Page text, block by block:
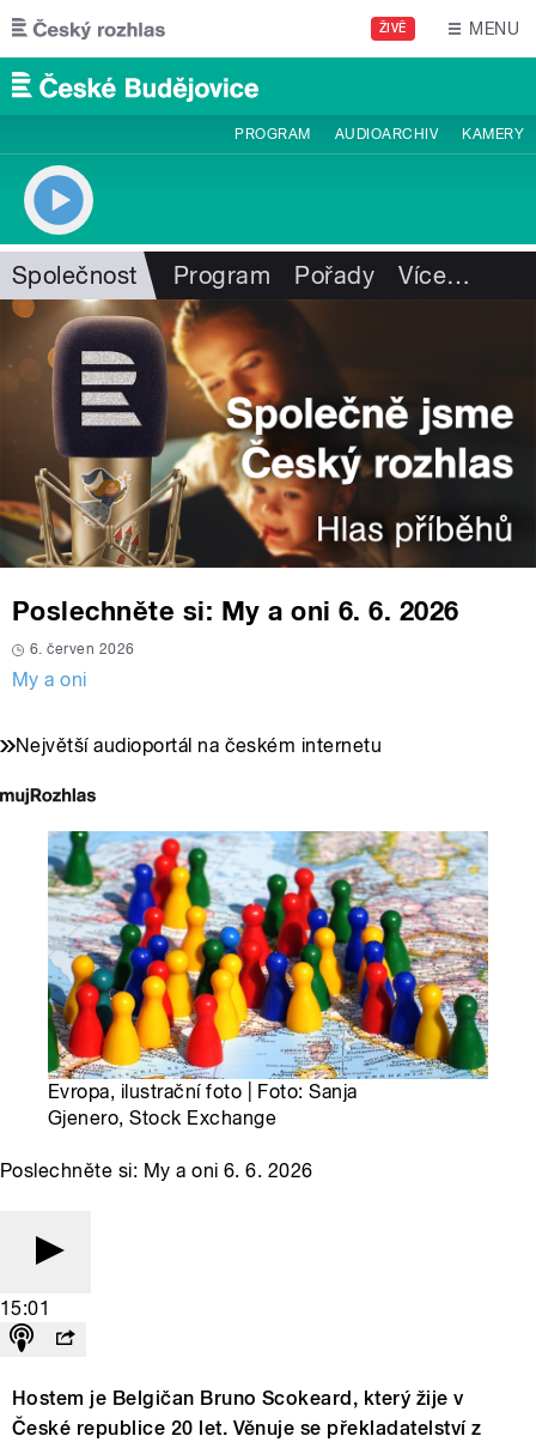
Přejít k hlavnímu obsahu
ŽIVĚ MENU
PROGRAM AUDIOARCHIV KAMERY
Společnost Program Pořady Více…
Poslechněte si: My a oni 6. 6. 2026
6. červen 2026
My a oni
Největší audioportál na českém internetu
Evropa, ilustrační foto | Foto: Sanja
Gjenero, Stock Exchange
Poslechněte si: My a oni 6. 6. 2026
15:01
Hostem je Belgičan Bruno Scokeard, který žije v
České republice 20 let. Věnuje se překladatelství z